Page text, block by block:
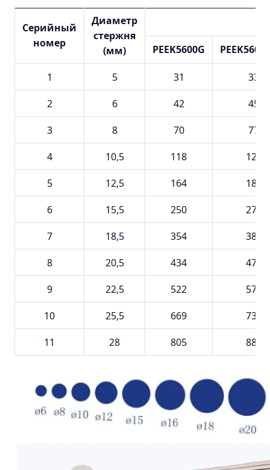
Серийный
номер
Диаметр
стержня
(мм)
PEEK5600G
1 5 31
33
2
6 42
45
3
8 70
77
4
10,5 118
129
5
12,5 164
180
6
15,5 250
275
7
18,5 354
389
8
20,5 434
477
9
22,5 522
573
10
25,5 669
735
11
28 805 885